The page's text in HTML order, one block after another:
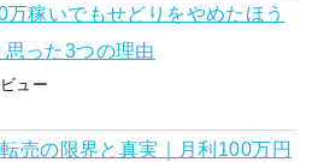
万稼いでもせどりをやめたほう
思った3つの理由
ュー
売の限界と真実｜月利100万円